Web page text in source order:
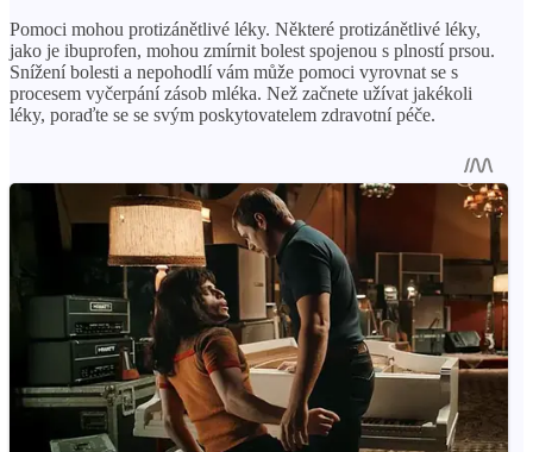
Pomoci mohou protizánětlivé léky. Některé protizánětlivé léky,
jako je ibuprofen, mohou zmírnit bolest spojenou s plností prsou.
Snížení bolesti a nepohodlí vám může pomoci vyrovnat se s
procesem vyčerpání zásob mléka. Než začnete užívat jakékoli
léky, poraďte se se svým poskytovatelem zdravotní péče.